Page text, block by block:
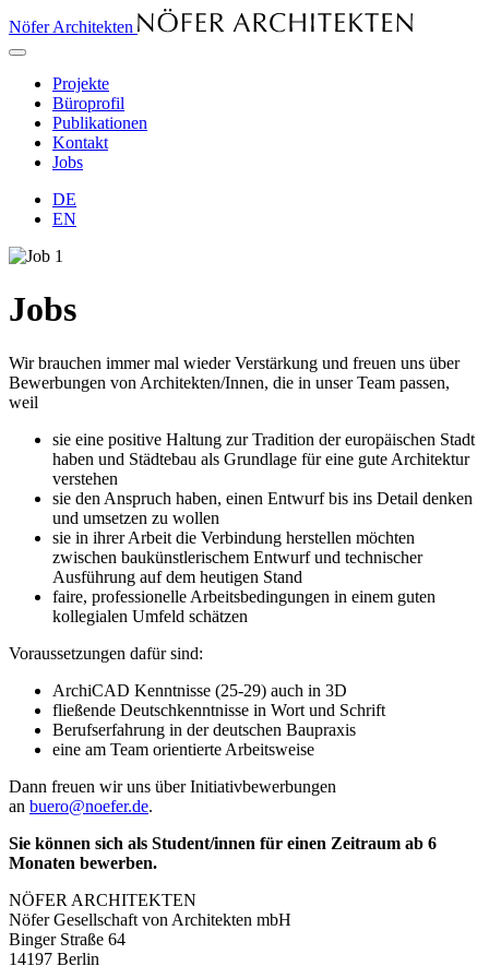
Nöfer Architekten
Projekte
Büroprofil
Publikationen
Kontakt
Jobs
DE
EN
Jobs
Wir brauchen immer mal wieder Verstärkung und freuen uns über
Bewerbungen von Architekten/Innen, die in unser Team passen,
weil
sie eine positive Haltung zur Tradition der europäischen Stadt
haben und Städtebau als Grundlage für eine gute Architektur
verstehen
sie den Anspruch haben, einen Entwurf bis ins Detail denken
und umsetzen zu wollen
sie in ihrer Arbeit die Verbindung herstellen möchten
zwischen baukünstlerischem Entwurf und technischer
Ausführung auf dem heutigen Stand
faire, professionelle Arbeitsbedingungen in einem guten
kollegialen Umfeld schätzen
Voraussetzungen dafür sind:
ArchiCAD Kenntnisse (25-29) auch in 3D
fließende Deutschkenntnisse in Wort und Schrift
Berufserfahrung in der deutschen Baupraxis
eine am Team orientierte Arbeitsweise
Dann freuen wir uns über Initiativbewerbungen
an buero@noefer.de.
Sie können sich als Student/innen für einen Zeitraum ab 6
Monaten bewerben.
NÖFER AR­CHI­TEK­TEN
Nöfer Gesellschaft von Architekten mbH
Binger Straße 64
14197 Berlin